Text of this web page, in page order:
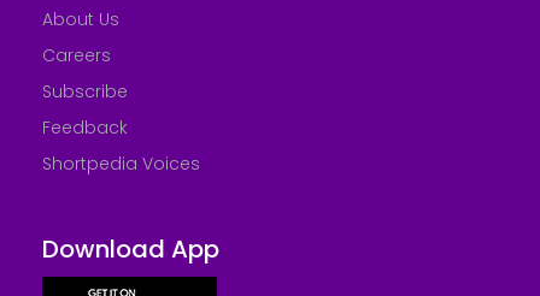
About Us
Careers
Subscribe
Feedback
Shortpedia Voices
Download App